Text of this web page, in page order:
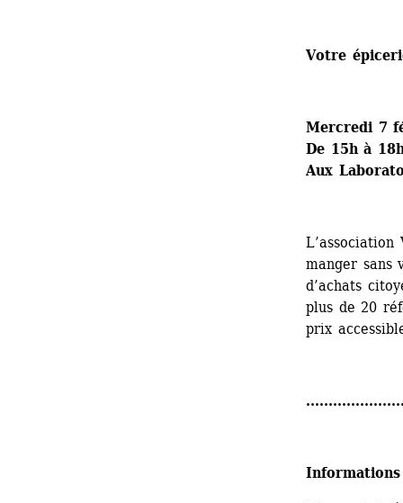
Votre
Mercredi 7
De 15h à
Aux
L’association
manger sans
d’achats
plus de 20
prix